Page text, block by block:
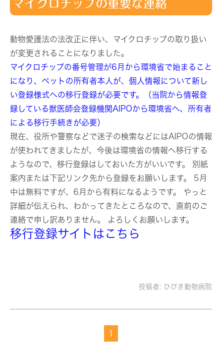
マイクロチップの重要な連絡
動物愛護法の法改正に伴い、マイクロチップの取り扱い
が変更されることになりました。
マイクロチップの番号管理が6月から環境省で始まること
になり、ペットの所有者本人が、個人情報について新し
い登録様式への移行登録が必要です。（当院から情報登
録している獣医師会登録機関AIPOから環境省へ、所有者
による移行手続きが必要）
現在、役所や警察などで迷子の検索などにはAIPOの情報
が使われてきましたが、今後は環境省の情報へ移行する
ようなので、移行登録はしておいた方がいいです。 別紙
案内または下記リンク先から登録をお願いします。 5月
中は無料ですが、6月から有料になるようです。 やっと
詳細が伝えられ、わかってきたところなので、直前のご
連絡で申し訳ありません。 よろしくお願いします。
移行登録サイトはこちら
投稿者: ひびき動物病院
1